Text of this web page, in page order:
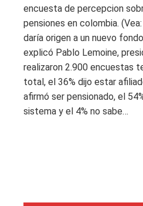
encuesta de percepcion
pensiones en colombia.
daría origen a un nuevo
explicó Pablo Lemoine,
realizaron 2.900 encuestas
total, el 36% dijo estar
afirmó ser pensionado, el
sistema y el 4% no sabe…